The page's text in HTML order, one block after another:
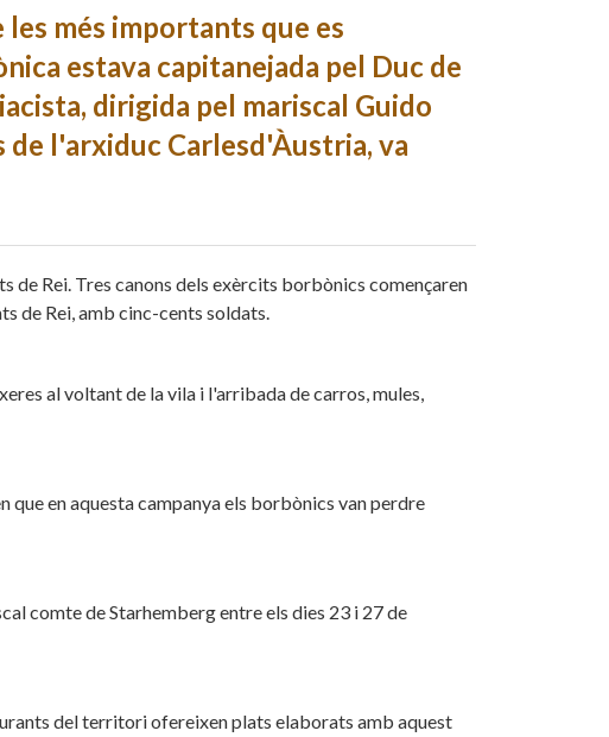
més importants que es
estava capitanejada pel Duc de
dirigida pel mariscal Guido
l'arxiduc Carlesd'Àustria, va
de Rei. Tres canons dels exèrcits borbònics començaren
de Rei, amb cinc-cents soldats.
al voltant de la vila i l'arribada de carros, mules,
que en aquesta campanya els borbònics van perdre
comte de Starhemberg entre els dies 23 i 27 de
del territori ofereixen plats elaborats amb aquest